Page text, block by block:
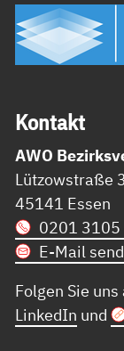
Kon­takt
AWO
Lützowstraße
45141 Essen
0201 3105
E-Mail
Folgen Sie
LinkedIn und